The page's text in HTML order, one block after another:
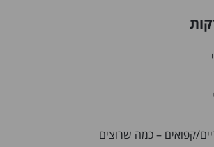
קפואים – כמה שרוצים